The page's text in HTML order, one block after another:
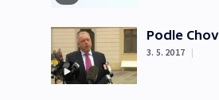
Podle
3. 5. 2017 |